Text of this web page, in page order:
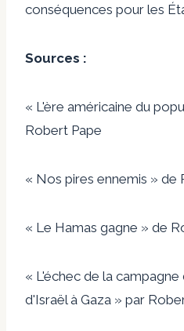
conséquences pour les
Sources :
« L'ère américaine du
Robert Pape
« Nos pires ennemis » de
« Le Hamas gagne » de
« L'échec de la
d'Israël à Gaza » par